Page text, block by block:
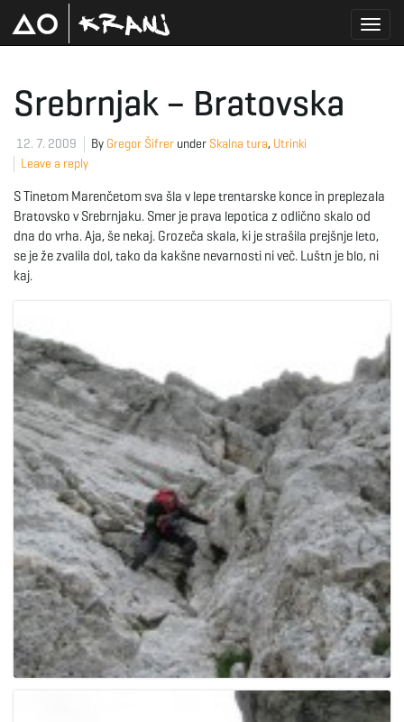
l
e
n
a
v
Srebrnjak – Bratovska
12. 7. 2009 By Gregor Šifrer under Skalna tura, Utrinki
Leave a reply
S Tinetom Marenčetom sva šla v lepe trentarske konce in preplezala
Bratovsko v Srebrnjaku. Smer je prava lepotica z odlično skalo od
dna do vrha. Aja, še nekaj. Grozeča skala, ki je strašila prejšnje leto,
se je že zvalila dol, tako da kakšne nevarnosti ni več. Luštn je blo, ni
kaj.